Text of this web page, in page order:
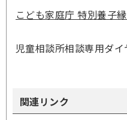
こども家庭庁 特別養子
児童相談所相談専用ダ
関連リンク